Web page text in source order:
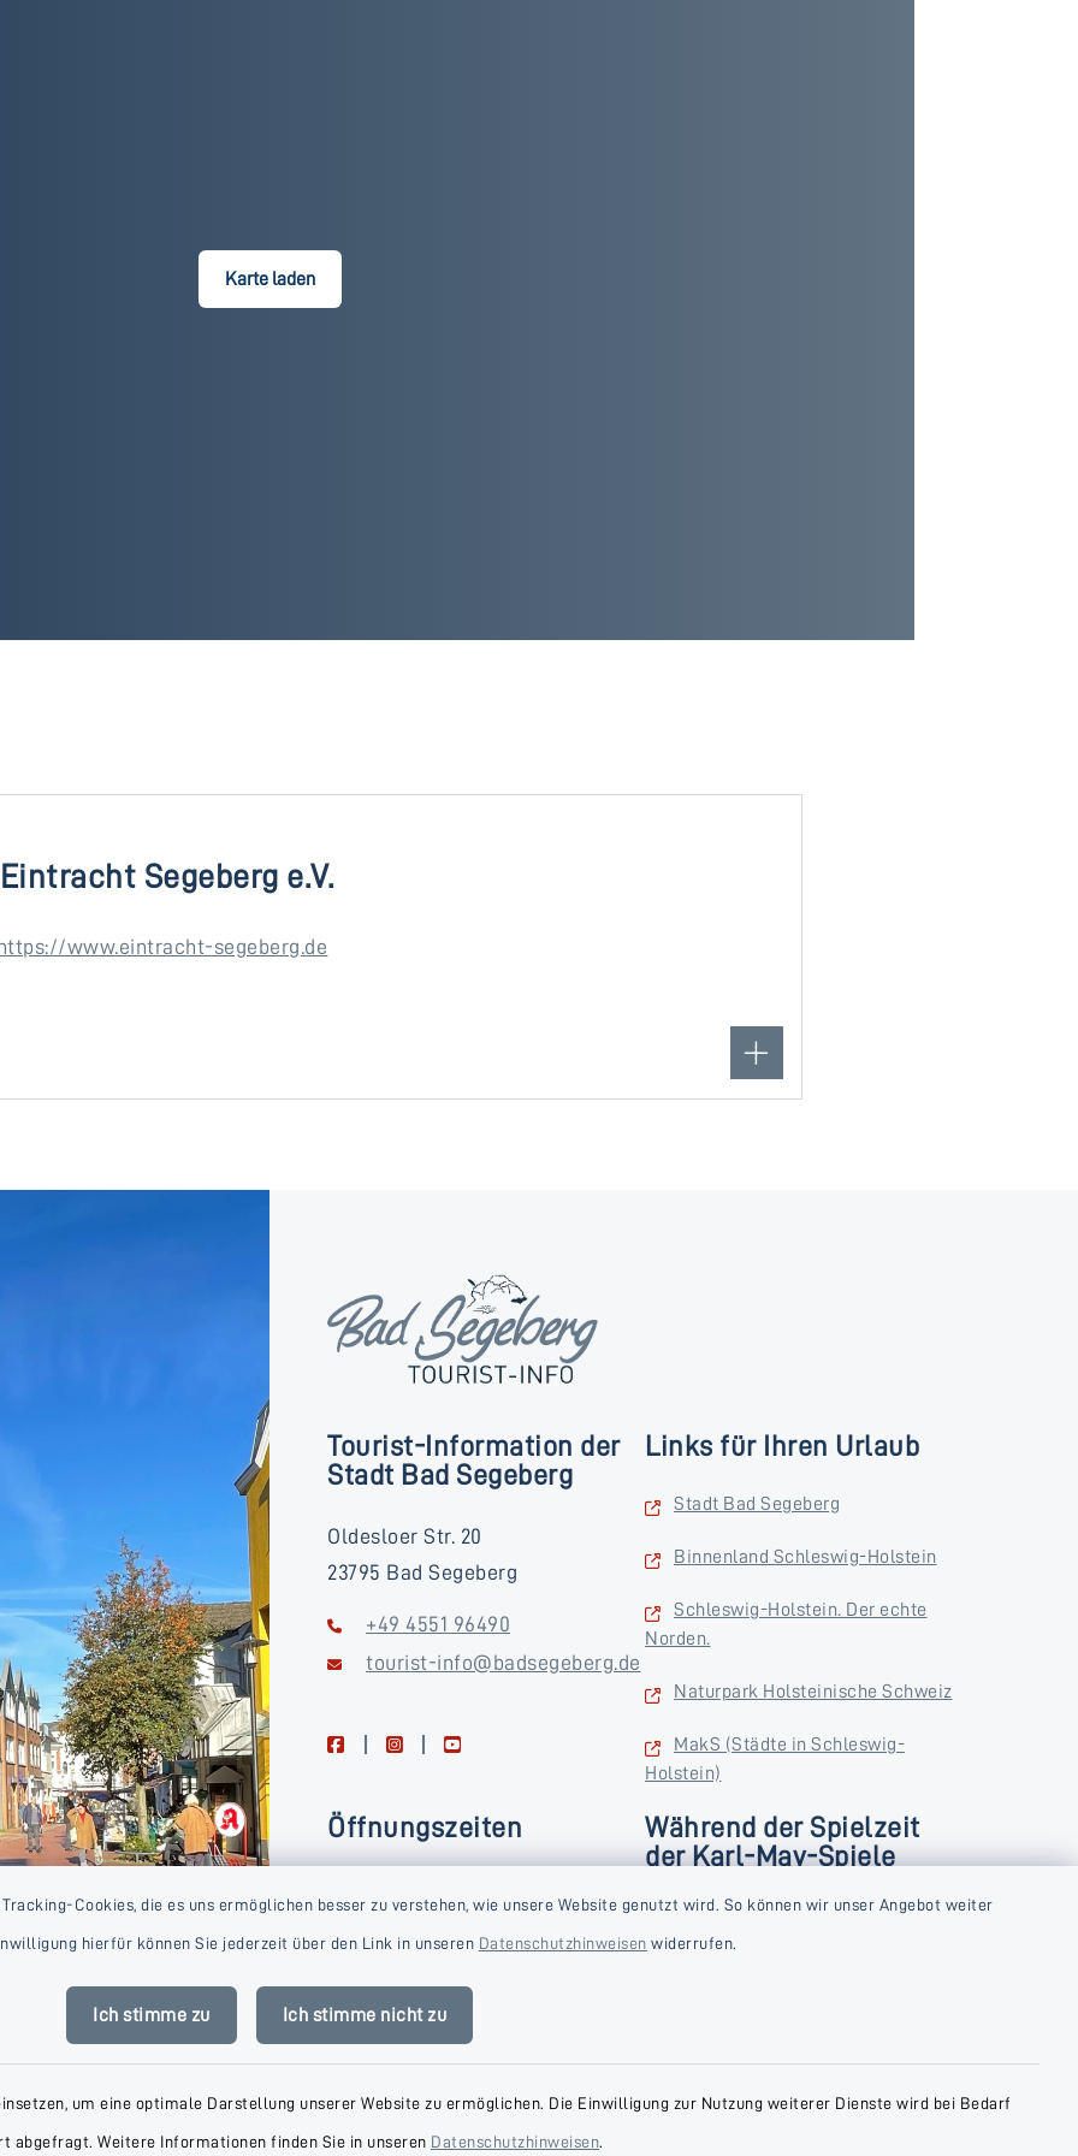
Cookies, die es uns ermöglichen besser zu verstehen, wie unsere Website genutzt wird. So können wir unser Angebot weiter
hierfür können Sie jederzeit über den Link in unseren Datenschutzhinweisen widerrufen.
Ich stimme zu Ich stimme nicht zu
um eine optimale Darstellung unserer Website zu ermöglichen. Die Einwilligung zur Nutzung weiterer Dienste wird bei Bedarf
abgefragt. Weitere Informationen finden Sie in unseren Datenschutzhinweisen.
Karte laden
Segeberg e.V.
www.eintracht-segeberg.de
Tourist-Information der
Stadt Bad Segeberg
Oldesloer Str. 20
23795 Bad Segeberg
+49 4551 96490
tourist-info@badsegeberg.de
facebookinstagramyoutube
Links für Ihren Urlaub
Stadt Bad Segeberg
Binnenland Schleswig-Holstein
Schleswig-Holstein. Der echte
Norden.
Naturpark Holsteinische Schweiz
MakS (Städte in Schleswig-
Holstein)
Öffnungszeiten
Freitag
09:00-16:00 Uhr
Mittwoch
09:00-14:00 Uhr
Während der Spielzeit
der Karl-May-Spiele
Donnerstag und Freitag